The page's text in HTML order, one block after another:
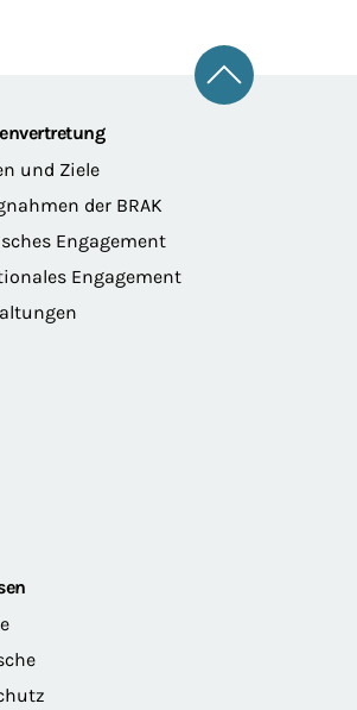
Zum
und Ziele
der BRAK
Engagement
Engagement